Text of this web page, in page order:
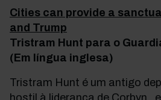
Cities can provide a
and Trump
Tristram Hunt para o
(Em língua inglesa)
Tristram Hunt é um antigo
hostil à liderança de Corbyn,